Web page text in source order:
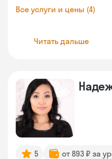
Все услуги и цены (4)
Читать дальше
5 от 893 ₽ за